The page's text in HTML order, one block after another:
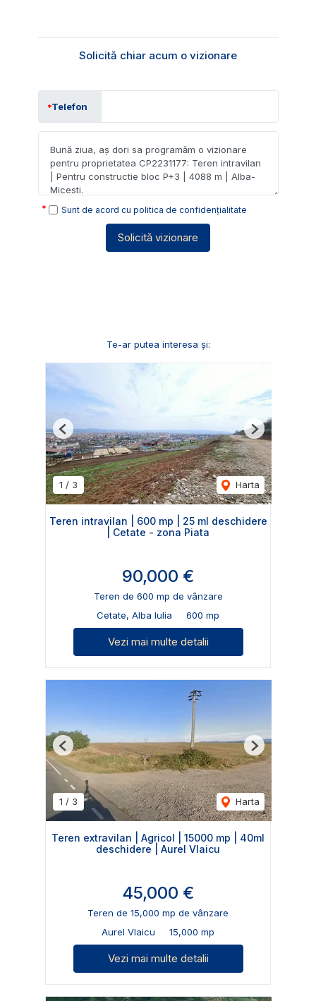
Solicită chiar acum o vizionare
Telefon
Sunt de acord cu politica de confidențialitate
Solicită vizionare
Te-ar putea interesa și:
1 / 3 Harta
Previous Next
Teren intravilan | 600 mp | 25 ml deschidere
| Cetate - zona Piata
90,000 €
Teren de 600 mp de vânzare
Cetate, Alba Iulia
600 mp
Vezi mai multe detalii
1 / 3 Harta
Previous Next
Teren extravilan | Agricol | 15000 mp | 40ml
deschidere | Aurel Vlaicu
45,000 €
Teren de 15,000 mp de vânzare
Aurel Vlaicu
15,000 mp
Vezi mai multe detalii